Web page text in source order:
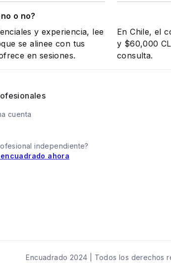
o no?
y experiencia, lee
se alinee con tus
en sesiones.
En Chile, el
y $60,000
consulta.
cuenta
independiente?
ahora
Encuadrado 2024 | Todos los derechos